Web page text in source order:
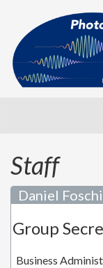
Staff
Daniel
Group
Business